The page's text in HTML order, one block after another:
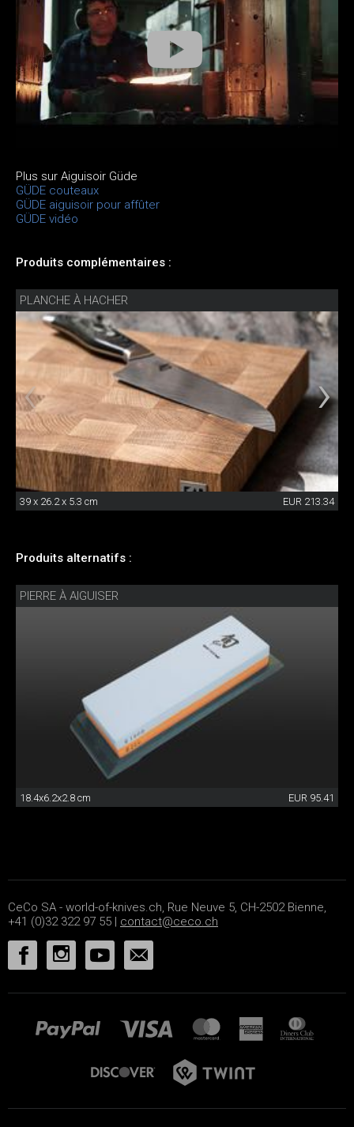
Plus sur Aiguisoir Güde
GÜDE couteaux
GÜDE aiguisoir pour affûter
GÜDE vidéo
Produits complémentaires :
PLANCHE À HACHER
39 x 26.2 x 5.3 cm EUR 213.34
Produits alternatifs :
PIERRE À AIGUISER
18.4x6.2x2.8 cm EUR 95.41
CeCo SA - world-of-knives.ch, Rue Neuve 5, CH-2502 Bienne,
+41 (0)32 322 97 55 | contact@ceco.ch